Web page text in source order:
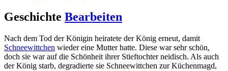
Geschichte Bearbeiten
Nach dem Tod der Königin heiratete der König erneut, damit
Schneewittchen wieder eine Mutter hatte. Diese war sehr schön,
doch sie war auf die Schönheit ihrer Stieftochter neidisch. Als auch
der König starb, degradierte sie Schneewittchen zur Küchenmagd,